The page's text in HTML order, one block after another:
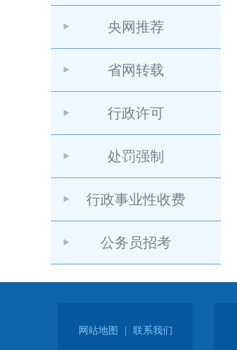
央网推荐
省网转载
行政许可
处罚强制
行政事业性收费
公务员招考
网站地图 联系我们